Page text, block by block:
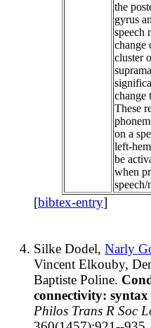
the
gyrus
speech
change
cluster
change
These
on a
left-
be
when
[bibtex-entry]
Silke Dodel, Narly
Vincent Elkouby,
Baptiste Poline.
connectivity:
Philos Trans R Soc